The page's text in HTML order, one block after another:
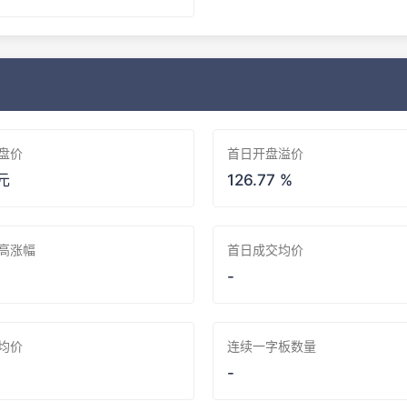
价 首日开盘溢价
126.77 %
涨幅 首日成交均价
-
价 连续一字板数量
-